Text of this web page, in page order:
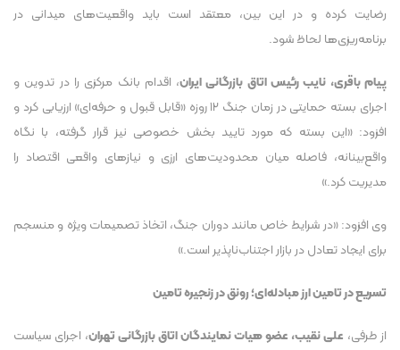
رضایت کرده و در این بین، معتقد است باید واقعیت‌های میدانی در
برنامه‌ریزی‌ها لحاظ شود.
پیام باقری، نایب رئیس اتاق بازرگانی ایران، اقدام بانک مرکزی را در تدوین و
اجرای بسته حمایتی در زمان جنگ ۱۲ روزه «قابل قبول و حرفه‌ای» ارزیابی کرد و
افزود: «این بسته که مورد تایید بخش خصوصی نیز قرار گرفته، با نگاه
واقع‌بینانه، فاصله میان محدودیت‌های ارزی و نیاز‌های واقعی اقتصاد را
مدیریت کرد.»
وی افزود: «در شرایط خاص مانند دوران جنگ، اتخاذ تصمیمات ویژه و منسجم
برای ایجاد تعادل در بازار اجتناب‌ناپذیر است.»
تسریع در تامین ارز مبادله‌ای؛ رونق در زنجیره تامین
از طرفی، علی نقیب، عضو هیات نمایندگان اتاق بازرگانی تهران، اجرای سیاست